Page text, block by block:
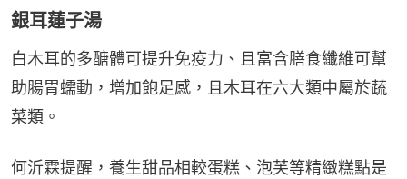
銀耳蓮子湯
白木耳的多醣體可提升免疫力、且富含膳食纖維可幫
助腸胃蠕動，增加飽足感，且木耳在六大類中屬於蔬
菜類。
何沂霖提醒，養生甜品相較蛋糕、泡芙等精緻糕點是